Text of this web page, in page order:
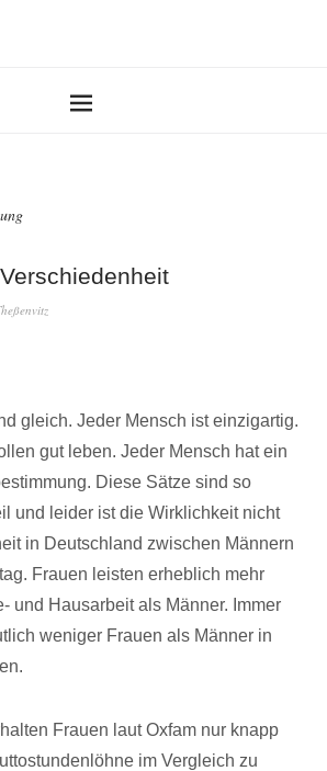
gleich. Jeder Mensch ist einzigartig.
gut leben. Jeder Mensch hat ein
Diese Sätze sind so
und leider ist die Wirklichkeit nicht
in Deutschland zwischen Männern
Frauen leisten erheblich mehr
und Hausarbeit als Männer. Immer
weniger Frauen als Männer in
Frauen laut Oxfam nur knapp
im Vergleich zu